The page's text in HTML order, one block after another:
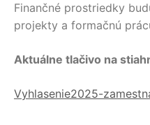
Finančné prostriedky
projekty a formačnú
Aktuálne tlačivo na
Vyhlasenie2025-